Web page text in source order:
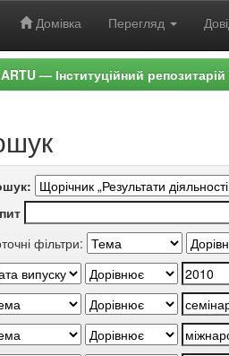
Домівка Перегляд
— Інституційний
фільтри: